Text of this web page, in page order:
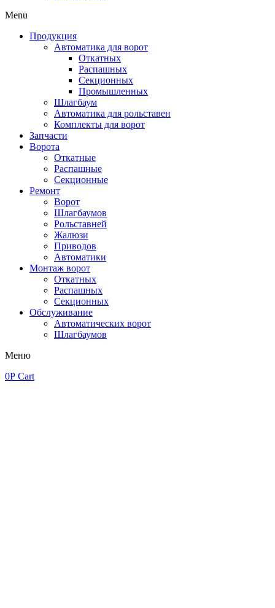
Menu
Продукция
Автоматика для ворот
Откатных
Распашных
Секционных
Промышленных
Шлагбаум
Автоматика для рольставен
Комплекты для ворот
Запчасти
Ворота
Откатные
Распашные
Секционные
Ремонт
Ворот
Шлагбаумов
Рольставней
Жалюзи
Приводов
Автоматики
Монтаж ворот
Откатных
Распашных
Секционных
Обслуживание
Автоматических ворот
Шлагбаумов
Меню
0Р Cart